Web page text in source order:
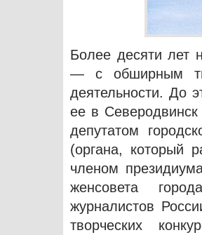
Более десяти лет
— с обширным
деятельности. До
ее в
депутатом
(органа, который
членом
женсовета
журналистов
творческих